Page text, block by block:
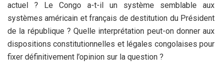
actuel ? Le Congo a-t-il un système semblable aux
systèmes américain et français de destitution du Président
de la république ? Quelle interprétation peut-on donner aux
dispositions constitutionnelles et légales congolaises pour
fixer définitivement l’opinion sur la question ?